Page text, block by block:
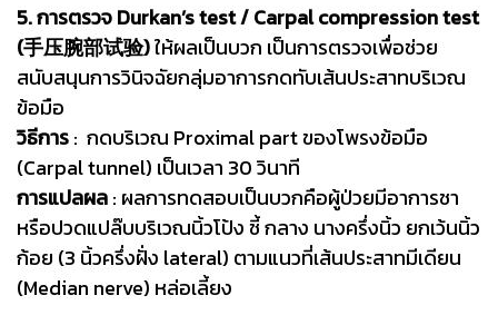
5. การตรวจ Durkan’s test / Carpal compression test
(手压腕部试验)ให้ผลเป็นบวก เป็นการตรวจเพื่อช่วย
สนับสนุนการวินิจฉัยกลุ่มอาการกดทับเส้นประสาทบริเวณ
ข้อมือ
วิธีการ: กดบริเวณ Proximal part ของโพรงข้อมือ
(Carpal tunnel) เป็นเวลา 30 วินาที
การแปลผล: ผลการทดสอบเป็นบวกคือผู้ป่วยมีอาการชา
หรือปวดแปล๊บบริเวณนิ้วโป้ง ชี้ กลาง นางครึ่งนิ้ว ยกเว้นนิ้ว
ก้อย (3 นิ้วครึ่งฝั่ง lateral) ตามแนวที่เส้นประสาทมีเดียน
(Median nerve) หล่อเลี้ยง